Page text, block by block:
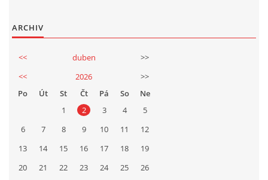
Ing. Jiří Mach
724914535
mechj@centrum.cz
© 2026 eStránky.cz |Tisk |Aktualizováno: 17. 4. 2026
ARCHIV
<< duben
>>
<<
2026
>>
Po
Út St Čt Pá So
Ne
1
2 3 4
5
6
7 8 9 10 11
12
13
14 15 16 17 18
19
20
21 22 23 24 25
26